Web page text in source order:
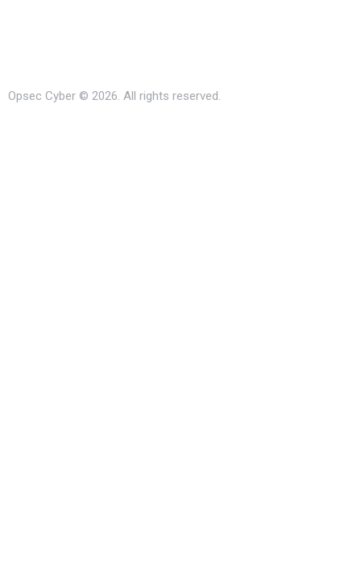
Opsec Cyber © 2026. All rights reserved.